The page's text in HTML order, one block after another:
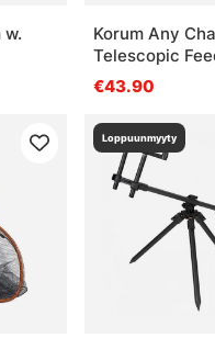
Korum Any
Telescopic
€43.90
Loppuunmyyty